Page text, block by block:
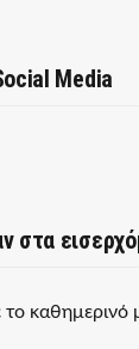
Media
στα
το καθημερινό